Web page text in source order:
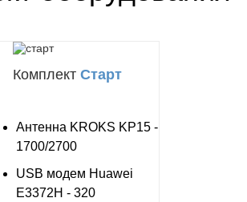
Комплект Старт
Антенна KROKS KP15 -
1700/2700
USB модем Huawei
E3372H - 320